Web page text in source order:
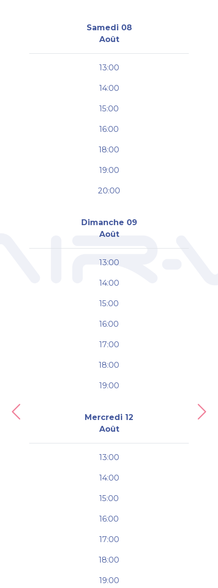
Samedi 08
Août
13:00
14:00
15:00
16:00
18:00
19:00
20:00
Dimanche 09
Août
13:00
14:00
15:00
16:00
17:00
18:00
19:00
Mercredi 12
Août
13:00
14:00
15:00
16:00
17:00
18:00
19:00
Previous